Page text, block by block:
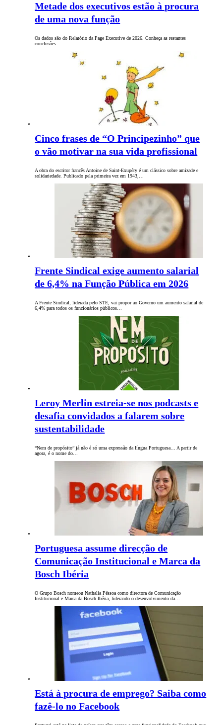
Metade dos executivos estão à procura
de uma nova função
Os dados são do Relatório da Page Executive de 2026. Conheça as restantes
conclusões.
Cinco frases de “O Principezinho” que
o vão motivar na sua vida profissional
A obra do escritor francês Antoine de Saint-Exupéry é um clássico sobre amizade e
solidariedade. Publicado pela primeira vez em 1943,…
Frente Sindical exige aumento salarial
de 6,4% na Função Pública em 2026
A Frente Sindical, liderada pelo STE, vai propor ao Governo um aumento salarial de
6,4% para todos os funcionários públicos…
Leroy Merlin estreia-se nos podcasts e
desafia convidados a falarem sobre
sustentabilidade
“Nem de propósito” já não é só uma expressão da língua Portuguesa… A partir de
agora, é o nome do…
Portuguesa assume direcção de
Comunicação Institucional e Marca da
Bosch Ibéria
O Grupo Bosch nomeou Nathalia Pêssoa como directora de Comunicação
Institucional e Marca da Bosch Ibéria, liderando o desenvolvimento da…
Está à procura de emprego? Saiba como
fazê-lo no Facebook